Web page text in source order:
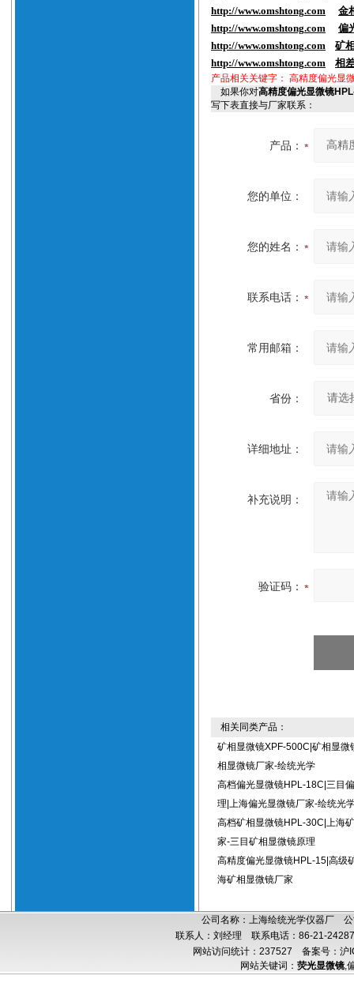
http://www.omshtong.com
金
http://www.omshtong.com
偏
http://www.omshtong.com
矿
http://www.omshtong.com 相
产品相关关键字： 高精度偏光显
如果你对高精度偏光显微镜
写下表直接与厂家联系：
产品：
您的单位：
您的姓名：
联系电话：
常用邮箱：
省份：
详细地址：
补充说明：
验证码：
相关同类产品：
矿相显微镜XPF-500C|矿相显微
相显微镜厂家-绘统光学
高档偏光显微镜HPL-18C|三目
理|上海偏光显微镜厂家-绘统光
高档矿相显微镜HPL-30C|上海
家-三目矿相显微镜原理
高精度偏光显微镜HPL-15|高级
海矿相显微镜厂家
公司名称：上海绘统光学仪器厂
联系人：刘经理 联系电话：86-21-
网站访问统计：237527 备案号：沪
网站关键词： 荧光显微镜,